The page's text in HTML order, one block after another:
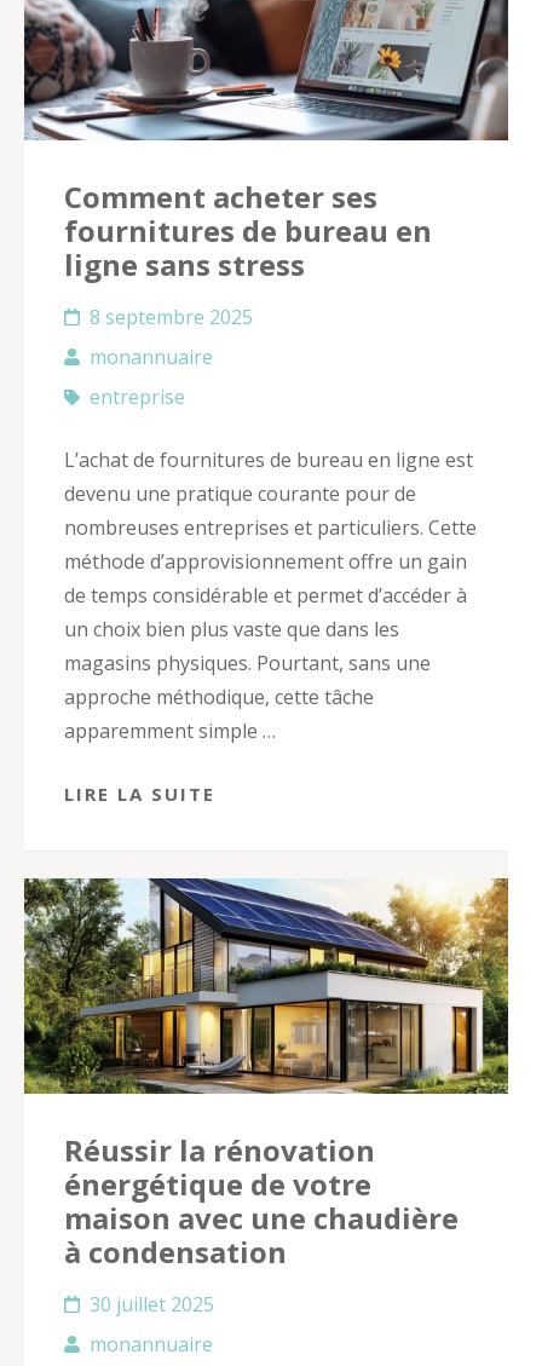
Comment acheter ses
fournitures de bureau en
ligne sans stress
8 septembre 2025
monannuaire
entreprise
L’achat de fournitures de bureau en ligne est
devenu une pratique courante pour de
nombreuses entreprises et particuliers. Cette
méthode d’approvisionnement offre un gain
de temps considérable et permet d’accéder à
un choix bien plus vaste que dans les
magasins physiques. Pourtant, sans une
approche méthodique, cette tâche
apparemment simple …
LIRE LA SUITE
Réussir la rénovation
énergétique de votre
maison avec une chaudière
à condensation
30 juillet 2025
monannuaire